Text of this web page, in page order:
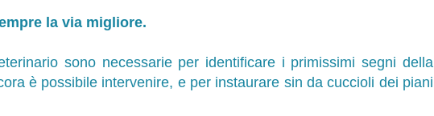
la via migliore.
sono necessarie per identificare i primissimi segni della
è possibile intervenire, e per instaurare sin da cuccioli dei piani